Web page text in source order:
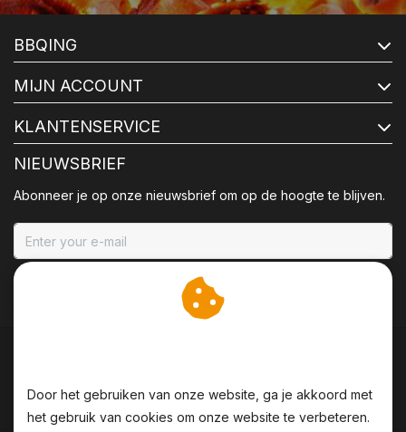
BBQING
MIJN ACCOUNT
KLANTENSERVICE
NIEUWSBRIEF
Abonneer je op onze nieuwsbrief om op de hoogte te blijven.
Door het gebruiken van onze website, ga je akkoord met
het gebruik van cookies om onze website te verbeteren.